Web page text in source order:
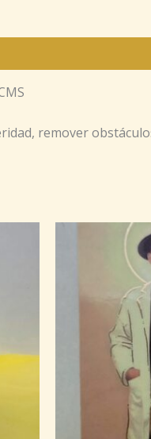
remover